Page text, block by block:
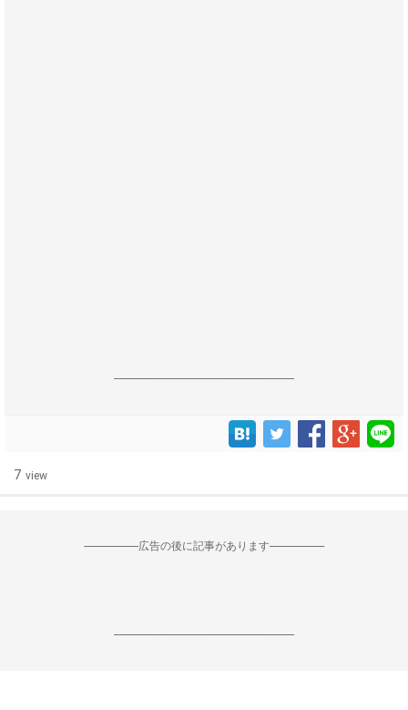
------------------------------------------------------------------
7 view
--------------------広告の後に記事があります--------------------
------------------------------------------------------------------